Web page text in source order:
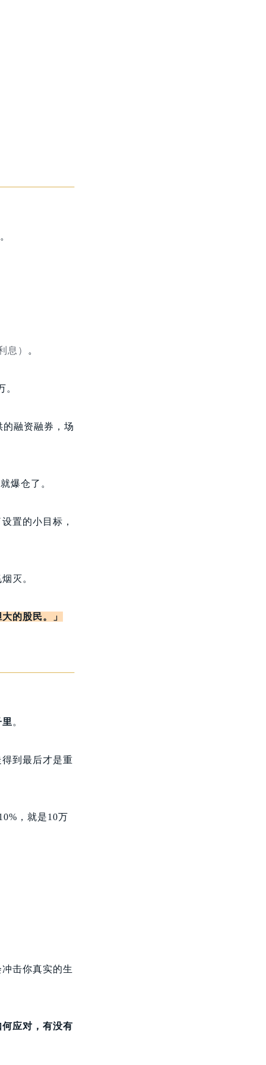
。
息） 。
。
融资融券，场
爆仓了。
置的小目标，
灭。
的股民。」
里。
到最后才是重
，就是10万
击你真实的生
应对，有没有